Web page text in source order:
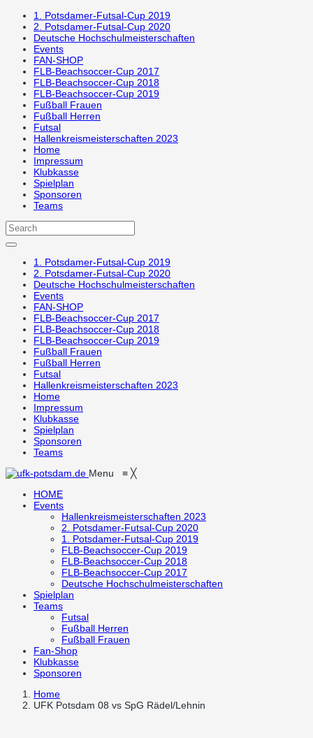
1. Potsdamer-Futsal-Cup 2019
2. Potsdamer-Futsal-Cup 2020
Deutsche Hochschulmeisterschaften
Events
FAN-SHOP
FLB-Beachsoccer-Cup 2017
FLB-Beachsoccer-Cup 2018
FLB-Beachsoccer-Cup 2019
Fußball Frauen
Fußball Herren
Futsal
Hallenkreismeisterschaften 2023
Home
Impressum
Klubkasse
Spielplan
Sponsoren
Teams
1. Potsdamer-Futsal-Cup 2019
2. Potsdamer-Futsal-Cup 2020
Deutsche Hochschulmeisterschaften
Events
FAN-SHOP
FLB-Beachsoccer-Cup 2017
FLB-Beachsoccer-Cup 2018
FLB-Beachsoccer-Cup 2019
Fußball Frauen
Fußball Herren
Futsal
Hallenkreismeisterschaften 2023
Home
Impressum
Klubkasse
Spielplan
Sponsoren
Teams
Menu ≡ ╳
HOME
Events
Hallenkreismeisterschaften 2023
2. Potsdamer-Futsal-Cup 2020
1. Potsdamer-Futsal-Cup 2019
FLB-Beachsoccer-Cup 2019
FLB-Beachsoccer-Cup 2018
FLB-Beachsoccer-Cup 2017
Deutsche Hochschulmeisterschaften
Spielplan
Teams
Futsal
Fußball Herren
Fußball Frauen
Fan-Shop
Klubkasse
Sponsoren
Home
UFK Potsdam 08 vs SpG Rädel/Lehnin